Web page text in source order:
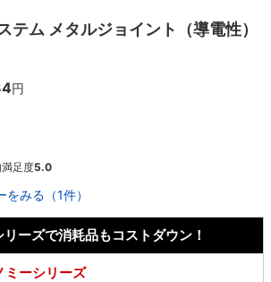
テム メタルジョイント（導電性）
円
足度5.0
みる（1件）
ーズで消耗品もコストダウン！
ミーシリーズ